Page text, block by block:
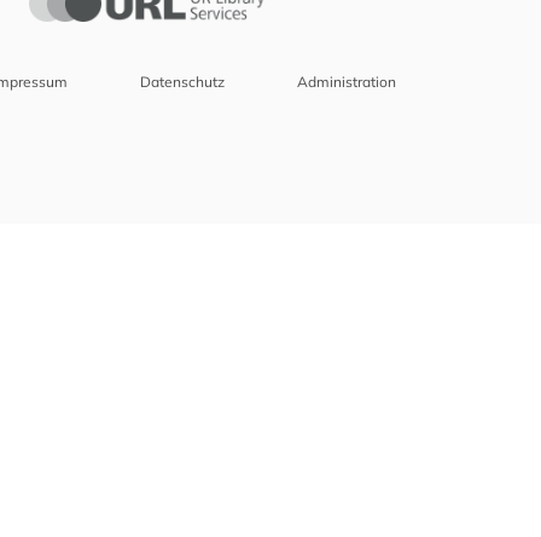
Datenschutz Administration